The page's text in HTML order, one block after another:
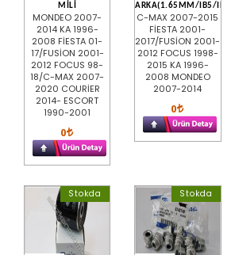
MİLİ
MONDEO 2007-
2014 KA 1996-
2008 FİESTA 01-
17/FUSİON 2001-
2012 FOCUS 98-
18/C-MAX 2007-
2020 COURİER
2014- ESCORT
1990-2001
0
ARKA(1.65MM/IB5/IB5B)
C-MAX 2007-2015
FİESTA 2001-
2017/FUSİON 2001-
2012 FOCUS 1998-
2015 KA 1996-
2008 MONDEO
2007-2014
0
Stokda Stokda